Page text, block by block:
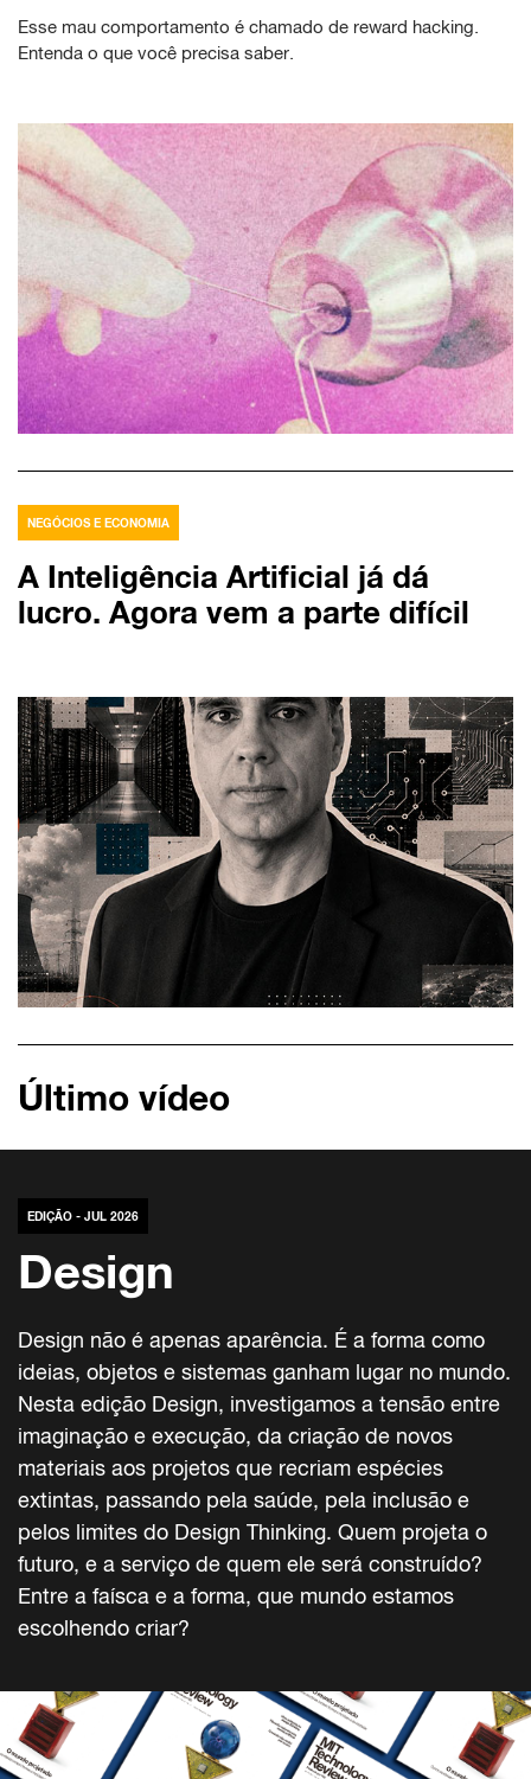
Esse mau comportamento é chamado de reward hacking.
Entenda o que você precisa saber.
NEGÓCIOS E ECONOMIA
A Inteligência Artificial já dá
lucro. Agora vem a parte difícil
Último vídeo
EDIÇÃO - JUL 2026
Design
Design não é apenas aparência. É a forma como
ideias, objetos e sistemas ganham lugar no mundo.
Nesta edição Design, investigamos a tensão entre
imaginação e execução, da criação de novos
materiais aos projetos que recriam espécies
extintas, passando pela saúde, pela inclusão e
pelos limites do Design Thinking. Quem projeta o
futuro, e a serviço de quem ele será construído?
Entre a faísca e a forma, que mundo estamos
escolhendo criar?